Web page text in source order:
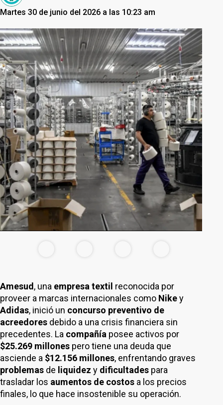
Martes 30 de junio del 2026 a las 10:23 am
Amesud , una empresa textil reconocida por
proveer a marcas internacionales como Nikey
Adidas, inició un concurso preventivo de
acreedores debido a una crisis financiera sin
precedentes. La compañía posee activos por
$25.269 millones pero tiene una deuda que
asciende a $12.156 millones, enfrentando graves
problemas de liquidez y dificultades para
trasladar los aumentos de costos a los precios
finales, lo que hace insostenible su operación.